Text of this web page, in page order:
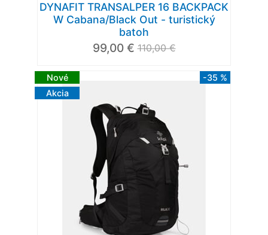
DYNAFIT TRANSALPER 16 BACKPACK
W Cabana/Black Out - turistický
batoh
99,00 € 110,00 €
Nové
Akcia
-35 %